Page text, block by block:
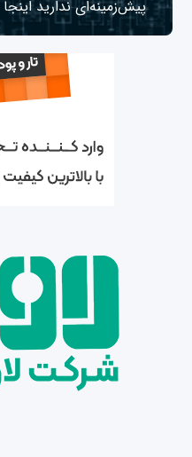
پیش‌زمینه‌ای نداریداینجا